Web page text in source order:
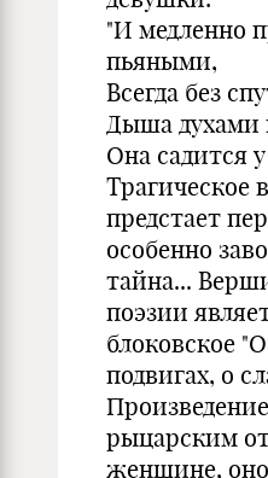
"И медленно
пьяными,
Всегда без
Дыша духами
Она садится
Трагическое
предстает
особенно
тайна...
поэзии
блоковское
подвигах, о
рыцарским
женщине,